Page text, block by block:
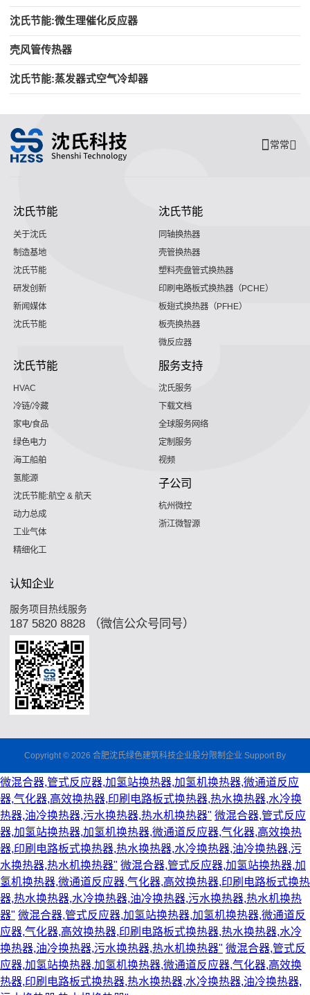
沈氏节能:微生理催化反应器
壳风管传热器
沈氏节能:蒸发器式空气冷却器
常常
沈氏节能
关于沈氏
制造基地
沈氏节能
研发创新
新闻媒体
沈氏节能
沈氏节能
同轴换热器
壳管换热器
塑料壳盘管式换热器
印刷电路板式换热器（PCHE）
板翅式换热器（PFHE）
板壳换热器
微反应器
沈氏节能
HVAC
冷链/冷藏
家电/食品
绿色电力
海工船舶
氢能源
沈氏节能:航空 & 航天
动力总成
工业气体
精细化工
服务支持
沈氏服务
下载文档
全球服务网络
定制服务
视频
子公司
杭州微控
浙江微智源
认知企业
服务项目热线服务
187 5820 8828 （微信公众号同号）
Copyright © 2026 合肥沈氏绿色建筑科技企业股分限制企业 Support By
微混合器,管式反应器,加氢站换热器,加氢机换热器,微通道反应
器,气化器,高效换热器,印刷电路板式换热器,热水换热器,水冷换
热器,油冷换热器,污水换热器,热水机换热器" 微混合器,管式反应
器,加氢站换热器,加氢机换热器,微通道反应器,气化器,高效换热
器,印刷电路板式换热器,热水换热器,水冷换热器,油冷换热器,污
水换热器,热水机换热器" 微混合器,管式反应器,加氢站换热器,加
氢机换热器,微通道反应器,气化器,高效换热器,印刷电路板式换热
器,热水换热器,水冷换热器,油冷换热器,污水换热器,热水机换热
器" 微混合器,管式反应器,加氢站换热器,加氢机换热器,微通道反
应器,气化器,高效换热器,印刷电路板式换热器,热水换热器,水冷
换热器,油冷换热器,污水换热器,热水机换热器" 微混合器,管式反
应器,加氢站换热器,加氢机换热器,微通道反应器,气化器,高效换
热器,印刷电路板式换热器,热水换热器,水冷换热器,油冷换热器,